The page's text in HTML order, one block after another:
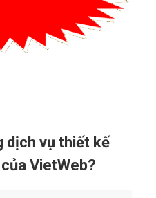
dịch vụ thiết kế
VietWeb?